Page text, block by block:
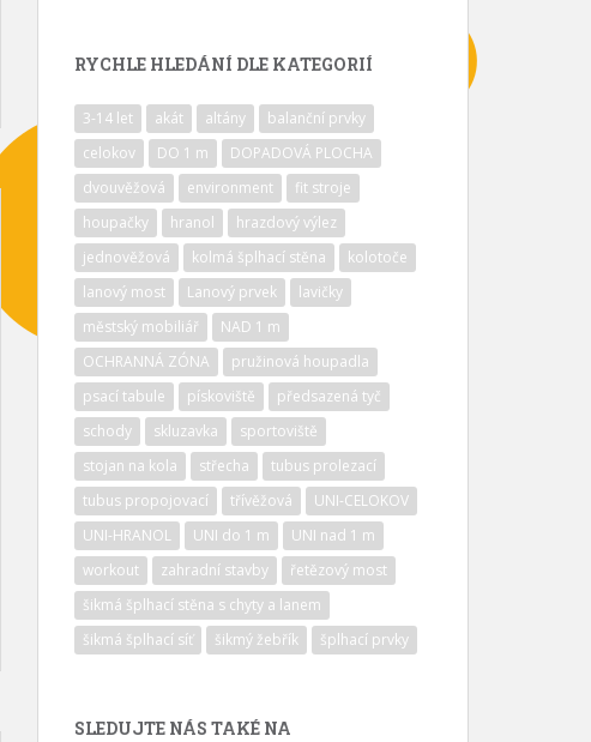
RYCHLE HLEDÁNÍ DLE KATEGORIÍ
3-14 let akát altány
balanční prvky
celokov
DO 1 m
DOPADOVÁ PLOCHA
dvouvěžová
environment
fit stroje
houpačky
hranol
hrazdový výlez
jednověžová
kolmá šplhací stěna
kolotoče
lanový most
Lanový prvek
lavičky
městský mobiliář
NAD 1 m
OCHRANNÁ ZÓNA
pružinová houpadla
psací tabule
pískoviště
předsazená tyč
schody
skluzavka
sportoviště
stojan na kola
střecha
tubus prolezací
tubus propojovací
třívěžová
UNI-CELOKOV
UNI-HRANOL
UNI do 1 m
UNI nad 1 m
workout
zahradní stavby
řetězový most
šikmá šplhací stěna s chyty a lanem
šikmá šplhací síť
šikmý žebřík šplhací prvky
SLEDUJTE NÁS TAKÉ NA